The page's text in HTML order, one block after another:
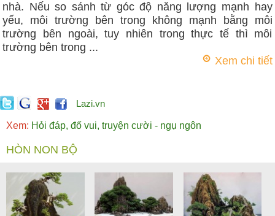
nhà. Nếu so sánh từ góc độ năng lượng mạnh hay
yếu, môi trường bên trong không mạnh bằng môi
trường bên ngoài, tuy nhiên trong thực tế thì môi
trường bên trong ...
Xem chi tiết
Lazi.vn
Xem: Hỏi đáp, đố vui, truyện cười - ngụ ngôn
HÒN NON BỘ